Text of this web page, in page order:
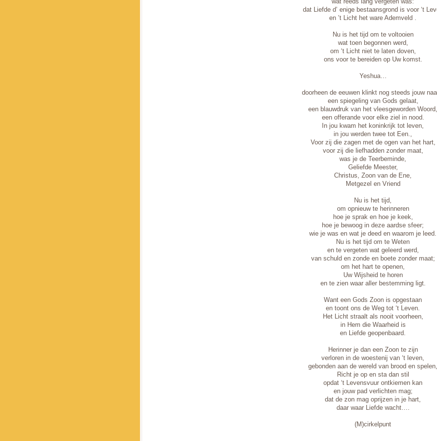
dat Liefde d’ enige bestaansgrond is voor ‘t
en ’t Licht het ware Ademveld .
Nu is het tijd om te voltooien
wat toen begonnen werd,
om ‘t Licht niet te laten doven,
ons voor te bereiden op Uw komst.
Yeshua…
doorheen de eeuwen klinkt nog steeds jouw
een spiegeling van Gods gelaat,
een blauwdruk van het vleesgeworden Woord,
een offerande voor elke ziel in nood.
In jou kwam het koninkrijk tot leven,
in jou werden twee tot Een.,
Voor zij die zagen met de ogen van het hart,
voor zij die liefhadden zonder maat,
was je de Teerbeminde,
Geliefde Meester,
Christus, Zoon van de Ene,
Metgezel en Vriend
Nu is het tijd,
om opnieuw te herinneren
hoe je sprak en hoe je keek,
hoe je bewoog in deze aardse sfeer;
wie je was en wat je deed en waarom je leed.
Nu is het tijd om te Weten
en te vergeten wat geleerd werd,
van schuld en zonde en boete zonder maat;
om het hart te openen,
Uw Wijsheid te horen
en te zien waar aller bestemming ligt.
Want een Gods Zoon is opgestaan
en toont ons de Weg tot ‘t Leven.
Het Licht straalt als nooit voorheen,
in Hem die Waarheid is
en Liefde geopenbaard.
Herinner je dan een Zoon te zijn
verloren in de woestenij van ‘t leven,
gebonden aan de wereld van brood en spelen,
Richt je op en sta dan stil
opdat ‘t Levensvuur ontkiemen kan
en jouw pad verlichten mag;
dat de zon mag oprijzen in je hart,
daar waar Liefde wacht….
(M)cirkelpunt